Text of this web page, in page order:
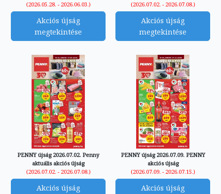
(2026.05.28. - 2026.06.03.)
Akciós újság
megtekintése
(2026.07.02. - 2026.07.08.)
Akciós újság
megtekintése
PENNY újság 2026.07.02. Penny
aktuális akciós újság
(2026.07.02. - 2026.07.08.)
Akciós újság
PENNY újság 2026.07.09. PENNY
akciós újság
(2026.07.09. - 2026.07.15.)
Akciós újság